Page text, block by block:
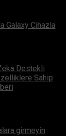
Galaxy Cihazla
Destekli
Sahip
girmeyin